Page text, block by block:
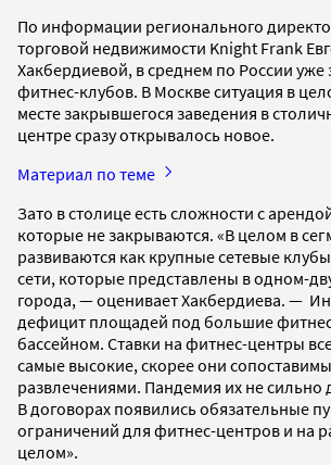
По информации регионального
торговой недвижимости Knight Frank
Хакбердиевой, в среднем по России уже
фитнес-клубов. В Москве ситуация в
месте закрывшегося заведения в
центре сразу открывалось новое.
Материал по теме
Зато в столице есть сложности с
которые не закрываются. «В целом в
развиваются как крупные сетевые
сети, которые представлены в одном-
города, — оценивает Хакбердиева. —
дефицит площадей под большие
бассейном. Ставки на фитнес-центры
самые высокие, скорее они
развлечениями. Пандемия их не сильно
В договорах появились обязательные
ограничений для фитнес-центров и на
целом».